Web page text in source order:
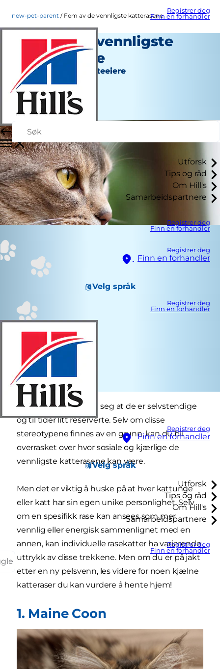
Registrer deg
Finn en forhandler
Utforsk
Tips og råd
Om Hill's
Samarbeidspartnere
Registrer deg
Finn en forhandler
Registrer deg
Finn en forhandler
Velg språk
Registrer deg
Finn en forhandler
Registrer deg
Finn en forhandler
Velg språk
Utforsk
Tips og råd
Om Hill's
Samarbeidspartnere
Registrer deg
Finn en forhandler
new-pet-parent Fem av de vennligste katterasene
Fem av de vennligste
katterasene
Ny hunde- eller katteeiere
Christine O'Brien
|
April 28, 2022
Katter har et rykte på seg at de er selvstendige
og til tider litt reserverte. Selv om disse
stereotypene finnes av en grunn, kan du bli
overrasket over hvor sosiale og kjærlige de
vennligste katterasene kan være.
Men det er viktig å huske på at hver kattunge
eller katt har sin egen unike personlighet. Selv
om en spesifikk rase kan ansees som mer
vennlig eller energisk sammenlignet med en
annen, kan individuelle rasekatter ha varierende
uttrykk av disse trekkene. Men om du er på jakt
etter en ny pelsvenn, les videre for noen kjælne
katteraser du kan vurdere å hente hjem!
1. Maine Coon